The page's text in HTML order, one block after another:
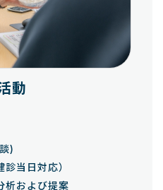
動
)
当日対応）
析および提案